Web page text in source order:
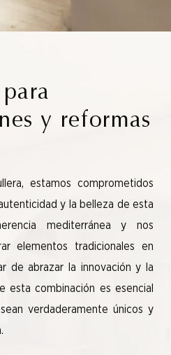
y reformas
estamos comprometidos
y la belleza de esta
mediterránea y nos
elementos tradicionales en
de abrazar la innovación y la
esta combinación es esencial
verdaderamente únicos y